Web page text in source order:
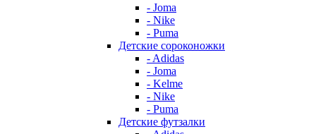
- Joma
- Nike
- Puma
Детские сороконожки
- Adidas
- Joma
- Kelme
- Nike
- Puma
Детские футзалки